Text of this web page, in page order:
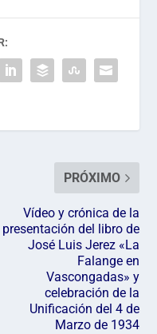
PRÓXIMO
Vídeo y crónica de la
presentación del libro de
José Luis Jerez «La
Falange en
Vascongadas» y
celebración de la
Unificación del 4 de
Marzo de 1934